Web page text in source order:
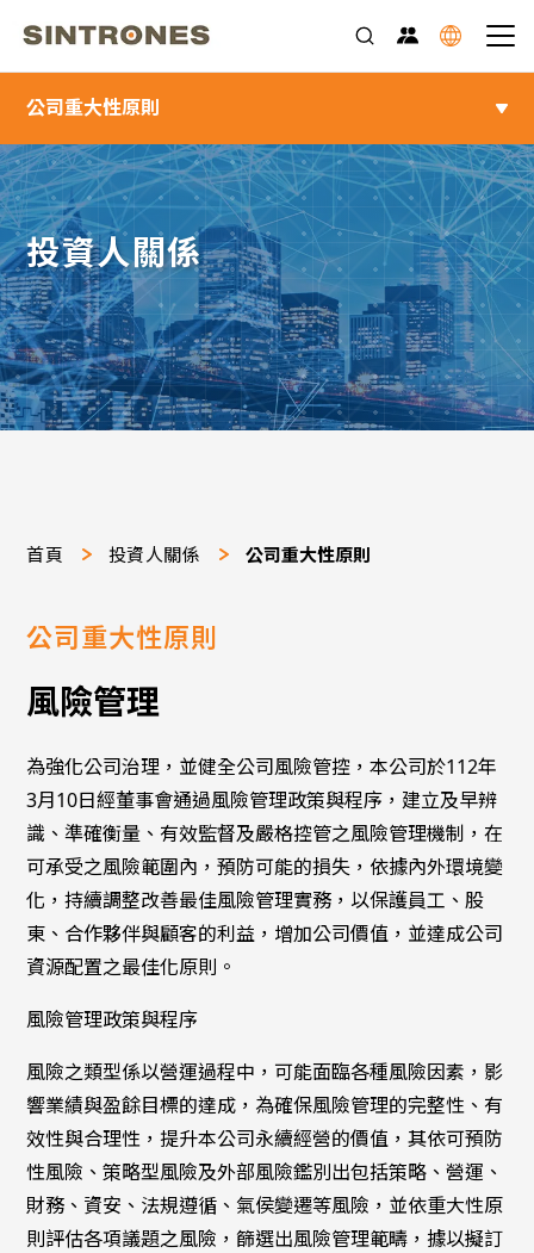
投資人關係
首頁 > 投資人關係 > 公司重大性原則
公司重大性原則
公司重大性原則
風險管理
為強化公司治理，並健全公司風險管控，本公司於112年
3月10日經董事會通過風險管理政策與程序，建立及早辨
識、準確衡量、有效監督及嚴格控管之風險管理機制，在
可承受之風險範圍內，預防可能的損失，依據內外環境變
化，持續調整改善最佳風險管理實務，以保護員工、股
東、合作夥伴與顧客的利益，增加公司價值，並達成公司
資源配置之最佳化原則。
風險管理政策與程序
風險之類型係以營運過程中，可能面臨各種風險因素，影
響業績與盈餘目標的達成，為確保風險管理的完整性、有
效性與合理性，提升本公司永續經營的價值，其依可預防
性風險、策略型風險及外部風險鑑別出包括策略、營運、
財務、資安、法規遵循、氣侯變遷等風險，並依重大性原
則評估各項議題之風險，篩選出風險管理範疇，據以擬訂